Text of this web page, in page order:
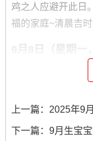
鸡之人应避开此日
福的家庭~清晨吉
9月8日（星期一
此日为玉堂黄道-
福。忌讳嫁娶、安
上一篇： 2025年9
下一篇： 9月生宝